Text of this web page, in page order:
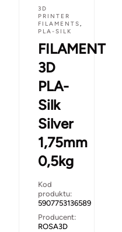
3D
PRINTER
FILAMENTS,
PLA-SILK
FILAMENT
3D
PLA-
Silk
Silver
1,75mm
0,5kg
Kod
produktu:
5907753136589
Producent:
ROSA3D